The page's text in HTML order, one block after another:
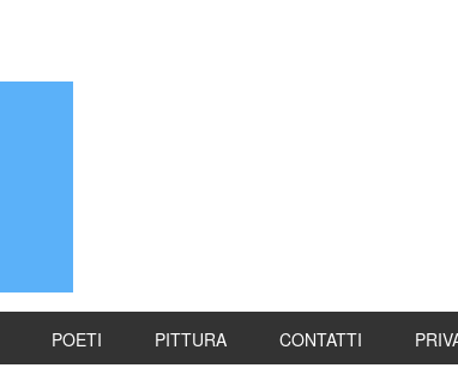
POETI PITTURA CONTATTI